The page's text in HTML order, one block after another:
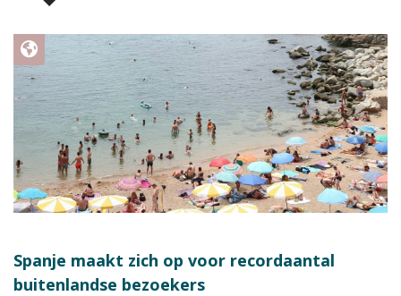
Spanje maakt zich op voor recordaantal
buitenlandse bezoekers